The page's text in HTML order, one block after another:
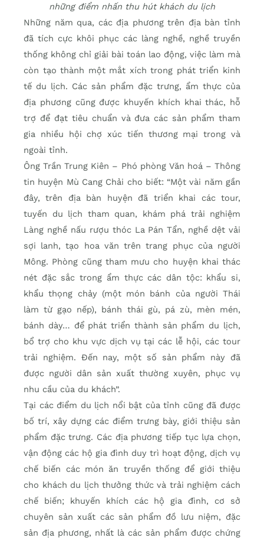
những điểm nhấn thu hút khách du lịch
Những năm qua, các địa phương trên địa bàn tỉnh
đã tích cực khôi phục các làng nghề, nghề truyền
thống không chỉ giải bài toán lao động, việc làm mà
còn tạo thành một mắt xích trong phát triển kinh
tế du lịch. Các sản phẩm đặc trưng, ẩm thực của
địa phương cũng được khuyến khích khai thác, hỗ
trợ để đạt tiêu chuẩn và đưa các sản phẩm tham
gia nhiều hội chợ xúc tiến thương mại trong và
ngoài tỉnh.
Ông Trần Trung Kiên – Phó phòng Văn hoá – Thông
tin huyện Mù Cang Chải cho biết: “Một vài năm gần
đây, trên địa bàn huyện đã triển khai các tour,
tuyến du lịch tham quan, khám phá trải nghiệm
Làng nghề nấu rượu thóc La Pán Tẩn, nghề dệt vải
sợi lanh, tạo hoa văn trên trang phục của người
Mông. Phòng cũng tham mưu cho huyện khai thác
nét đặc sắc trong ẩm thực các dân tộc: khẩu si,
khẩu thọng chảy (một món bánh của người Thái
làm từ gạo nếp), bánh thái gù, pá zù, mèn mén,
bánh dày… để phát triển thành sản phẩm du lịch,
bổ trợ cho khu vực dịch vụ tại các lễ hội, các tour
trải nghiệm. Đến nay, một số sản phẩm này đã
được người dân sản xuất thường xuyên, phục vụ
nhu cầu của du khách”.
Tại các điểm du lịch nổi bật của tỉnh cũng đã được
bố trí, xây dựng các điểm trưng bày, giới thiệu sản
phẩm đặc trưng. Các địa phương tiếp tục lựa chọn,
vận động các hộ gia đình duy trì hoạt động, dịch vụ
chế biến các món ăn truyền thống để giới thiệu
cho khách du lịch thưởng thức và trải nghiệm cách
chế biến; khuyến khích các hộ gia đình, cơ sở
chuyên sản xuất các sản phẩm đồ lưu niệm, đặc
sản địa phương, nhất là các sản phẩm được chứng